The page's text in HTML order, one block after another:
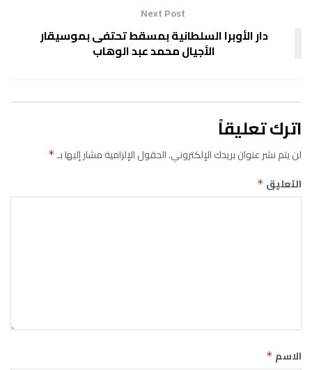
Next Post
دار الأوبرا السلطانية بمسقط تحتفى بموسيقار
الأجيال محمد عبد الوهاب
اترك تعليقاً
لن يتم نشر عنوان بريدك الإلكتروني.الحقول الإلزامية مشار إليها بـ*
التعليق *
الاسم *